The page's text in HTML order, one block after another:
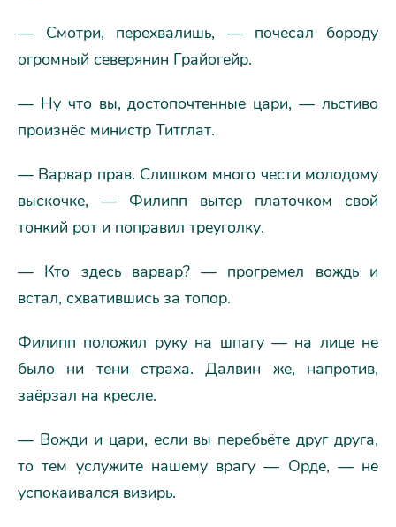
— Смотри, перехвалишь, — почесал бороду
огромный северянин Грайогейр.
— Ну что вы, достопочтенные цари, — льстиво
произнёс министр Титглат.
— Варвар прав. Слишком много чести молодому
выскочке, — Филипп вытер платочком свой
тонкий рот и поправил треуголку.
— Кто здесь варвар? — прогремел вождь и
встал, схватившись за топор.
Филипп положил руку на шпагу — на лице не
было ни тени страха. Далвин же, напротив,
заёрзал на кресле.
— Вожди и цари, если вы перебьёте друг друга,
то тем услужите нашему врагу — Орде, — не
успокаивался визирь.